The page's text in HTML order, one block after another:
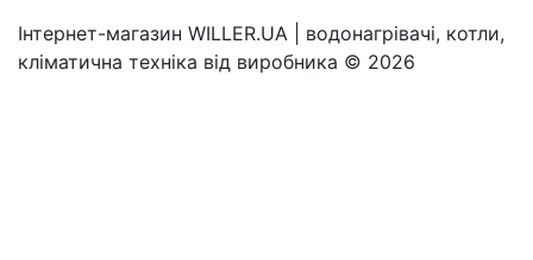
Інтернет-магазин WILLER.UA | водонагрівачі, котли,
кліматична техніка від виробника © 2026